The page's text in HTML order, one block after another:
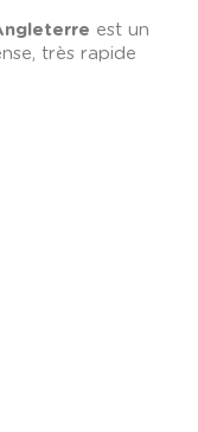
est un
très rapide